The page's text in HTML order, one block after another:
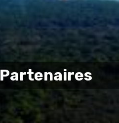
Partenaires